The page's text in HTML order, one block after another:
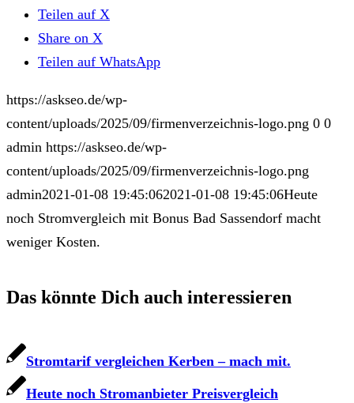
Teilen auf X
Share on X
Teilen auf WhatsApp
https://askseo.de/wp-
content/uploads/2025/09/firmenverzeichnis-logo.png 0 0
admin https://askseo.de/wp-
content/uploads/2025/09/firmenverzeichnis-logo.png
admin2021-01-08 19:45:062021-01-08 19:45:06Heute
noch Stromvergleich mit Bonus Bad Sassendorf macht
weniger Kosten.
Das könnte Dich auch interessieren
Stromtarif vergleichen Kerben – mach mit.
Heute noch Stromanbieter Preisvergleich